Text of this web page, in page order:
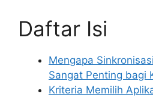
Daftar Isi
Mengapa
Sangat Penting bagi
Kriteria Memilih